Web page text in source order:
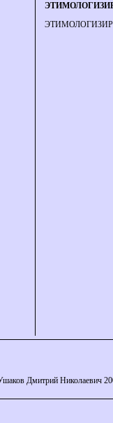
Дмитрий Николаевич